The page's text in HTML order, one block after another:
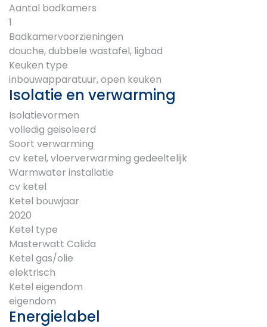
Aantal badkamers
1
Badkamervoorzieningen
douche, dubbele wastafel, ligbad
Keuken type
inbouwapparatuur, open keuken
Isolatie en verwarming
Isolatievormen
volledig geisoleerd
Soort verwarming
cv ketel, vloerverwarming gedeeltelijk
Warmwater installatie
cv ketel
Ketel bouwjaar
2020
Ketel type
Masterwatt Calida
Ketel gas/olie
elektrisch
Ketel eigendom
eigendom
Energielabel